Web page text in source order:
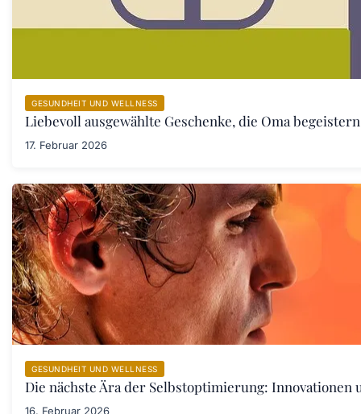
GESUNDHEIT UND WELLNESS
Liebevoll ausgewählte Geschenke, die Oma
17. Februar 2026
GESUNDHEIT UND WELLNESS
Die nächste Ära der Selbstoptimierung:
16. Februar 2026